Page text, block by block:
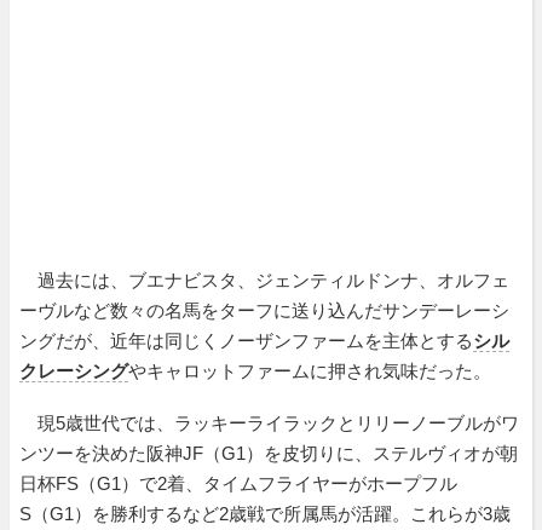
過去には、ブエナビスタ、ジェンティルドンナ、オルフェ
ーヴルなど数々の名馬をターフに送り込んだサンデーレーシ
ングだが、近年は同じくノーザンファームを主体とするシル
クレーシングやキャロットファームに押され気味だった。
現5歳世代では、ラッキーライラックとリリーノーブルがワ
ンツーを決めた阪神JF（G1）を皮切りに、ステルヴィオが朝
日杯FS（G1）で2着、タイムフライヤーがホープフル
S（G1）を勝利するなど2歳戦で所属馬が活躍。これらが3歳